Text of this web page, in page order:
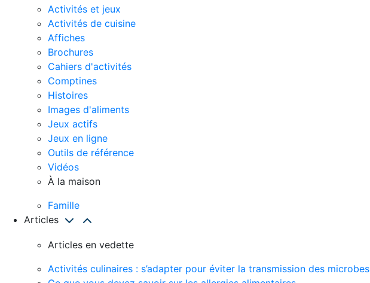
Activités et jeux
Activités de cuisine
Affiches
Brochures
Cahiers d'activités
Comptines
Histoires
Images d'aliments
Jeux actifs
Jeux en ligne
Outils de référence
Vidéos
À la maison
Famille
Articles
Articles en vedette
Activités culinaires : s’adapter pour éviter la transmission des microbes